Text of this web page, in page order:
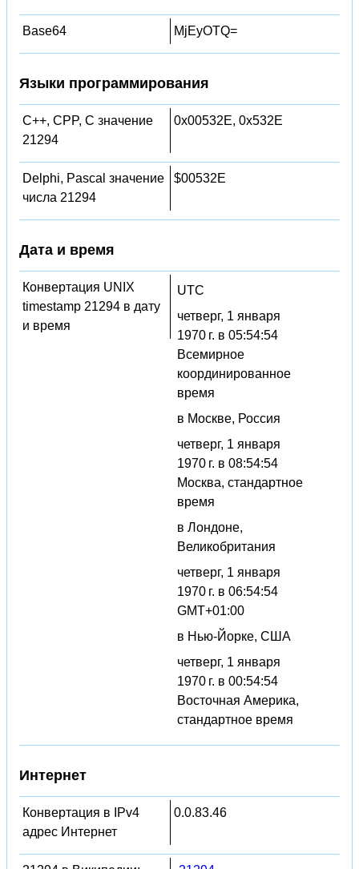
Base64 MjEyOTQ=
Языки программирования
C++, CPP, C значение
21294
0x00532E, 0x532E
Delphi, Pascal значение
числа 21294
$00532E
Дата и время
Конвертация UNIX
timestamp 21294 в дату
и время
UTC
четверг, 1 января
1970 г. в 05:54:54
Всемирное
координированное
время
в Москве, Россия
четверг, 1 января
1970 г. в 08:54:54
Москва, стандартное
время
в Лондоне,
Великобритания
четверг, 1 января
1970 г. в 06:54:54
GMT+01:00
в Нью-Йорке, США
четверг, 1 января
1970 г. в 00:54:54
Восточная Америка,
стандартное время
Интернет
Конвертация в IPv4
адрес Интернет
0.0.83.46